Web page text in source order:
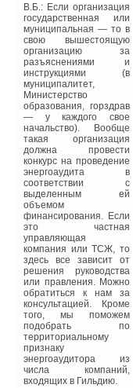
В.Б.: Если организация
государственная или
муниципальная — то в
свою вышестоящую
организацию за
разъяснениями и
инструкциями (в
муниципалитет,
Министерство
образования, горздрав
— у каждого свое
начальство). Вообще
такая организация
должна провести
конкурс на проведение
энергоаудита в
соответствии с
выделенным ей
объемом
финансирования. Если
это частная
управляющая
компания или ТСЖ, то
здесь все зависит от
решения руководства
или правления. Можно
обратиться к нам за
консультацией. Кроме
того, мы поможем
подобрать по
территориальному
признаку
энергоаудитора из
числа компаний,
входящих в Гильдию.
жилом доме, имеющего
потребность на нужды
отопления около 6 кВт,
на горячее
водоснабжение может
понадобиться до 24 кВт
тепловой энергии.
Этот пример наглядно
показывает, что
экономии топлива можно
достичь, в первую
очередь за счет
сокращения
энергетических затрат
на горячее
водоснабжение. Надо
отметить, что расчеты
теплопотребления
должны основываться
на создании
комфортных условий в
здании и учитывать, что
увеличение потребности
в тепле в процессе
эксплуатации, либо не
достаточной мощностью
выбранного
оборудования, в
последующем всегда
связаны с
дополнительными
трудностями и
значительными
капиталовложениями.